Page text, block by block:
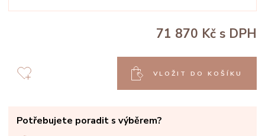
71 870 Kč s DPH
VLOŽIT DO KOŠÍKU
Potřebujete poradit s výběrem?